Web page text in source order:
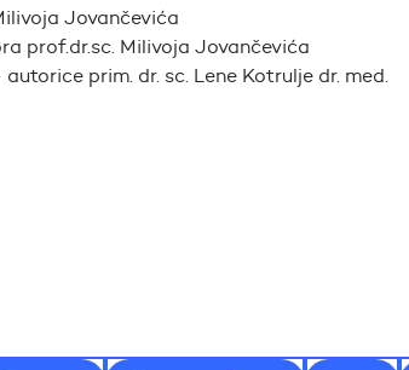
Jovančevića
prof.dr.sc. Milivoja Jovančevića
autorice prim. dr. sc. Lene Kotrulje dr. med.